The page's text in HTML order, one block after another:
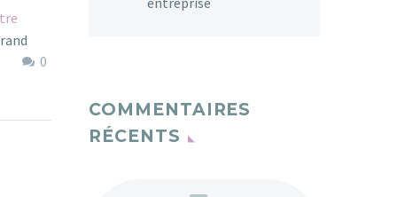
0
Célébrer la journée des
des femmes. Et si vous
fêtiez cette journée par
un moment pour…
COMMENTAIRES
RÉCENTS